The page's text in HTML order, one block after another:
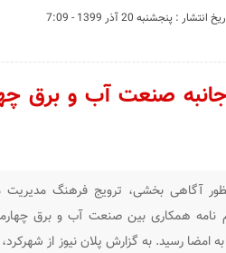
انتشار : پنجشنبه 20 آذر 1399 - 7:09
صنعت آب و برق
آگاهی بخشی، ترویج فرهنگ
نامه همکاری بین صنعت آب و برق
امضا رسید. به گزارش پلان نیوز از